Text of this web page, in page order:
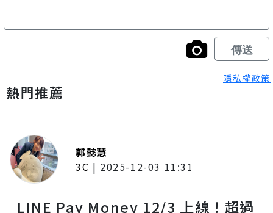
隱私權政策
熱門推薦
郭懿慧
3C | 2025-12-03 11:31
LINE Pay Money 12/3 上線！超過